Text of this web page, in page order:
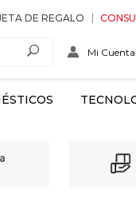
DE REGALO
Mi Cuenta